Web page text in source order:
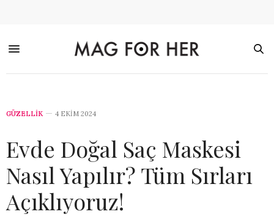
GÜZELLİK 4 EKIM 2024
Evde Doğal Saç Maskesi
Nasıl Yapılır? Tüm Sırları
Açıklıyoruz!